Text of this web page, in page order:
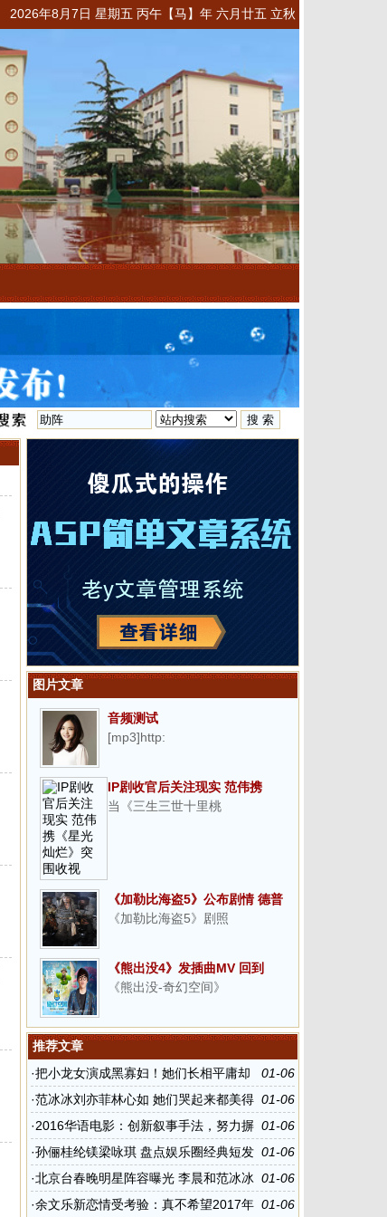
2026年8月7日 星期五 丙午【马】年 六月廿五 立秋
图片文章
音频测试
[mp3]http:
IP剧收官后关注现实 范伟携
《星光灿烂》突围收视
当《三生三世十里桃
《加勒比海盗5》公布剧情 德普
重返冒险之旅
《加勒比海盗5》剧照
《熊出没4》发插曲MV 回到
与“熊”相伴的纯真岁月
《熊出没-奇幻空间》
推荐文章
01-06
·把小龙女演成黑寡妇！她们长相平庸却
硬要演绝世美女
01-06
·范冰冰刘亦菲林心如 她们哭起来都美得
让人心疼
01-06
·2016华语电影：创新叙事手法，努力摒
弃陈词滥调
01-06
·孙俪桂纶镁梁咏琪 盘点娱乐圈经典短发
女神
01-06
·北京台春晚明星阵容曝光 李晨和范冰冰
登台演出
01-06
·余文乐新恋情受考验：真不希望2017年